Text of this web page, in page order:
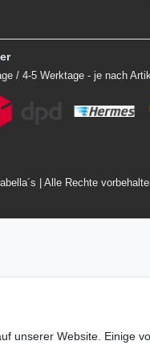
/ 4-5 Werktage - je nach
| Alle Rechte
unserer Website. Einige